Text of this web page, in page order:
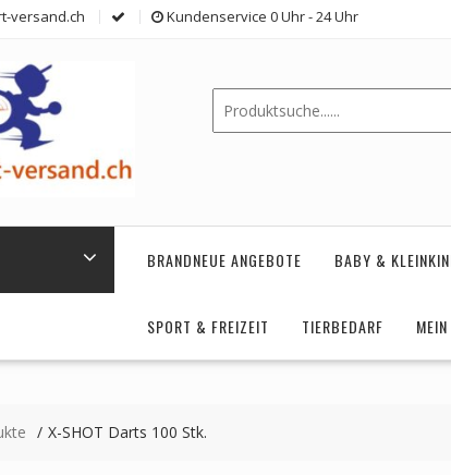
versand.ch Kundenservice 0 Uhr - 24 Uhr
BRANDNEUE ANGEBOTE BABY &
SPORT & FREIZEIT TIERBEDARF
X-SHOT Darts 100 Stk.